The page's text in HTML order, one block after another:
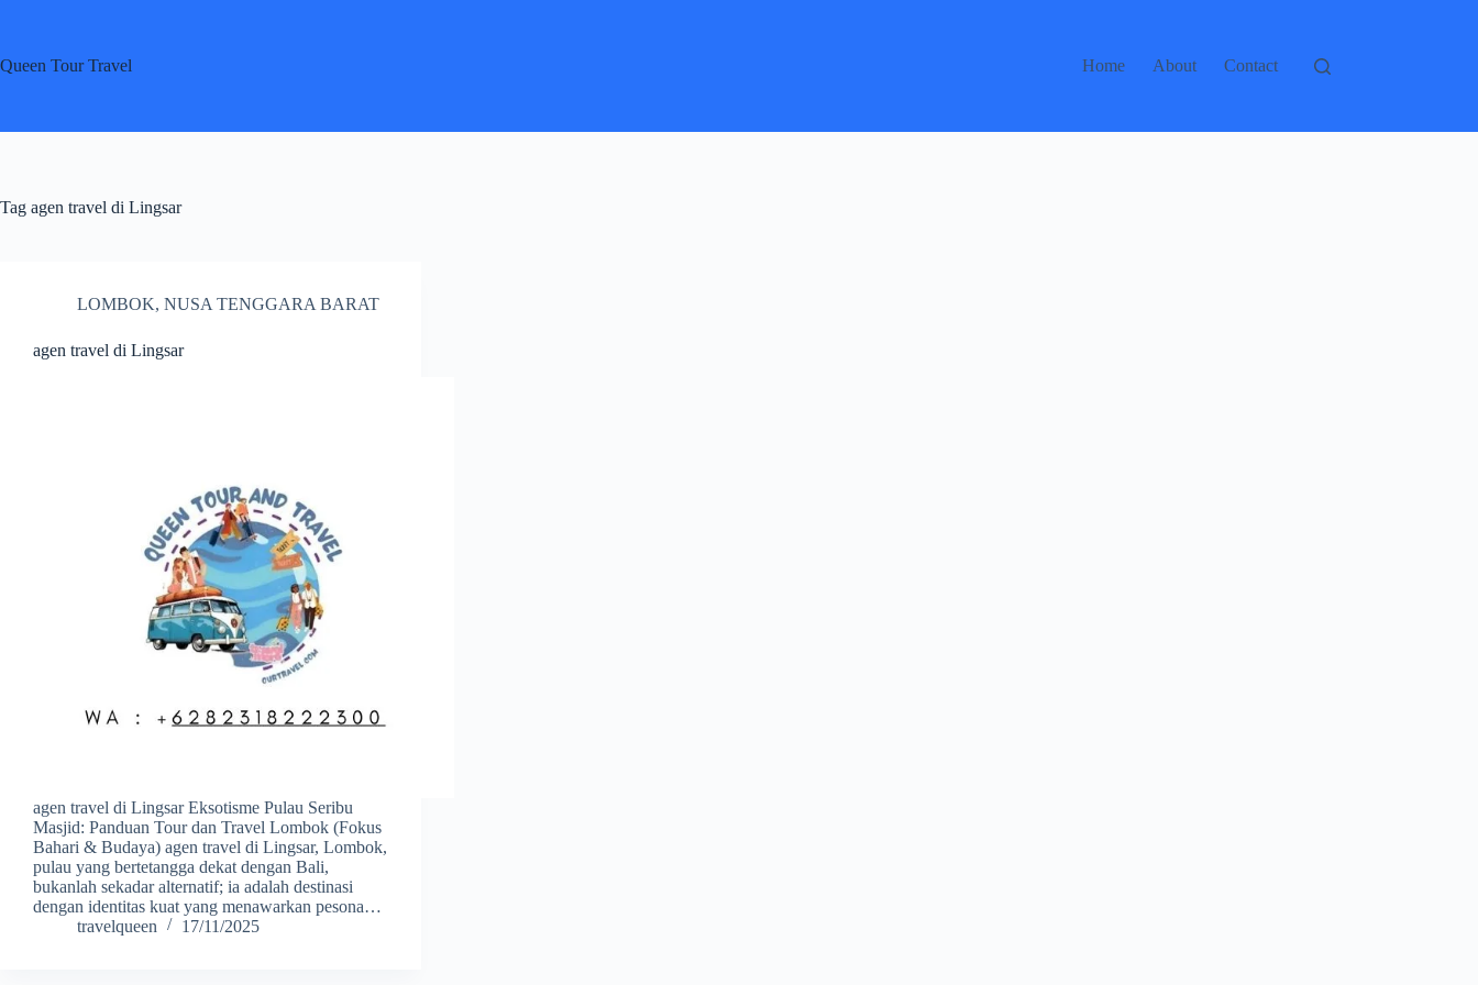
Queen Tour Travel
Home About Contact
Tag agen travel di Lingsar
LOMBOK, NUSA TENGGARA BARAT
agen travel di Lingsar
agen travel di Lingsar Eksotisme Pulau Seribu
Masjid: Panduan Tour dan Travel Lombok (Fokus
Bahari & Budaya) agen travel di Lingsar, Lombok,
pulau yang bertetangga dekat dengan Bali,
bukanlah sekadar alternatif; ia adalah destinasi
dengan identitas kuat yang menawarkan pesona…
travelqueen
17/11/2025